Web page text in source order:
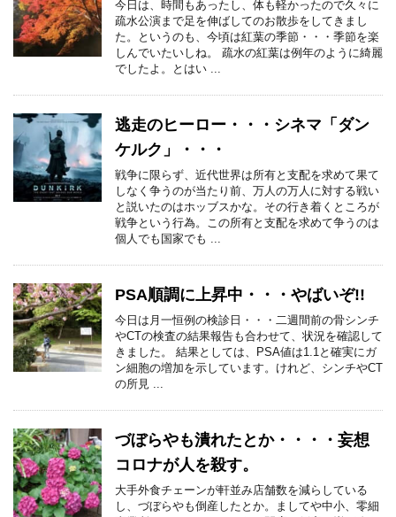
今日は、時間もあったし、体も軽かったので久々に
疏水公演まで足を伸ばしてのお散歩をしてきまし
た。というのも、今頃は紅葉の季節・・・季節を楽
しんでいたいしね。 疏水の紅葉は例年のように綺麗
でしたよ。とはい ...
逃走のヒーロー・・・シネマ「ダン
ケルク」・・・
戦争に限らず、近代世界は所有と支配を求めて果て
しなく争うのが当たり前、万人の万人に対する戦い
と説いたのはホッブスかな。その行き着くところが
戦争という行為。この所有と支配を求めて争うのは
個人でも国家でも ...
PSA順調に上昇中・・・やばいぞ!!
今日は月一恒例の検診日・・・二週間前の骨シンチ
やCTの検査の結果報告も合わせて、状況を確認して
きました。 結果としては、PSA値は1.1と確実にガ
ン細胞の増加を示しています。けれど、シンチやCT
の所見 ...
づぼらやも潰れたとか・・・・妄想
コロナが人を殺す。
大手外食チェーンが軒並み店舗数を減らしている
し、づぼらやも倒産したとか。ましてや中小、零細